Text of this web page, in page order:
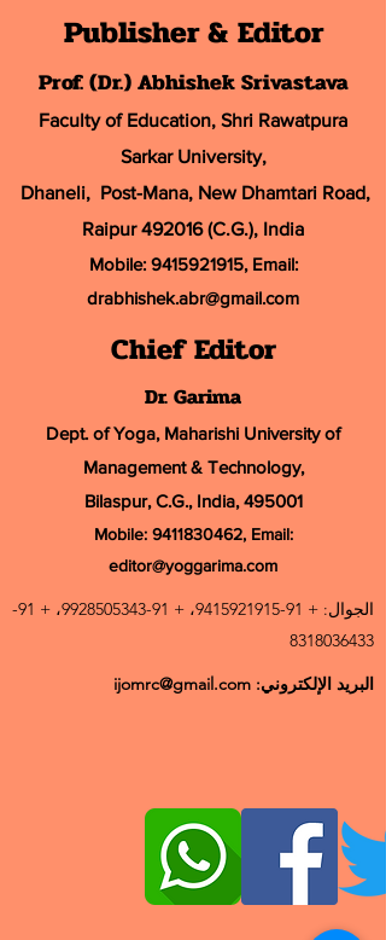
Publisher & Editor
Prof. (Dr.) Abhishek Srivastava
Faculty of Education, Shri Rawatpura
Sarkar University,
Dhaneli, Post-Mana, New Dhamtari Road,
Raipur 492016 (C.G.), India
Mobile: 9415921915, Email:
drabhishek.abr@gmail.com
Chief Editor
Dr. Garima
Dept. of Yoga, Maharishi University of
Management & Technology,
Bilaspur, C.G., India, 495001
Mobile: 9411830462, Email:
editor@yoggarima.com
الجوال: + 91-9415921915 ، + 91-9928505343 ، +
91-
8318036433
البريد الإلكتروني: ijomrc@gmail.com